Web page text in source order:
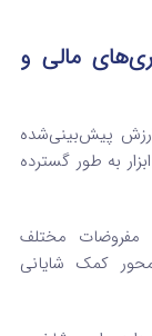
مالی و
پیش‌بینی‌شده
به طور گسترده
مختلف
کمک شایانی